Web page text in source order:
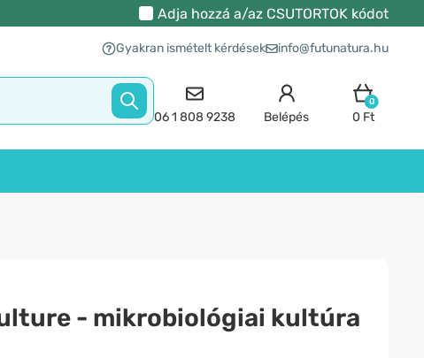
Adja hozzá a/az CSUTORTOKkódot
Gyakran ismételt kérdések info@futunatura.hu
06 1 808 9238 Belépés
0
0 Ft
- mikrobiológiai kultúra